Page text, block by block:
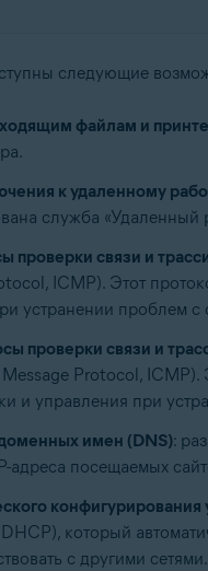
следующие
файлам и
к удаленному
служба «Удаленный
проверки связи и
ICMP). Этот
устранении проблем с
проверки связи и
Protocol, ICMP).
и управления при
имен (DNS):
адреса посещаемых
конфигурирования
который
с другими сетями.